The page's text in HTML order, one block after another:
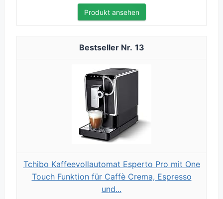
Produkt ansehen
13
Tchibo Kaffeevollautomat Esperto Pro mit One
Touch Funktion für Caffè Crema, Espresso
und...